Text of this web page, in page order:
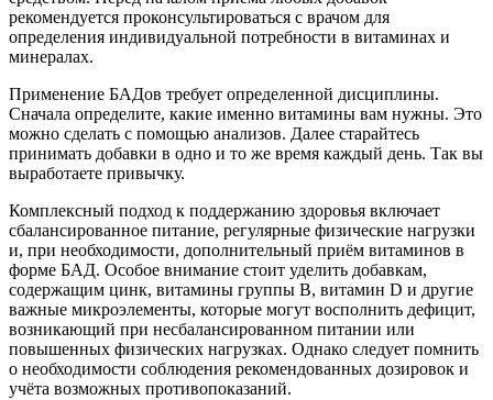
рекомендуется проконсультироваться с врачом для
определения индивидуальной потребности в витаминах и
минералах.
Применение БАДов требует определенной дисциплины.
Сначала определите, какие именно витамины вам нужны. Это
можно сделать с помощью анализов. Далее старайтесь
принимать добавки в одно и то же время каждый день. Так вы
выработаете привычку.
Комплексный подход к поддержанию здоровья включает
сбалансированное питание, регулярные физические нагрузки
и, при необходимости, дополнительный приём витаминов в
форме БАД. Особое внимание стоит уделить добавкам,
содержащим цинк, витамины группы B, витамин D и другие
важные микроэлементы, которые могут восполнить дефицит,
возникающий при несбалансированном питании или
повышенных физических нагрузках. Однако следует помнить
о необходимости соблюдения рекомендованных дозировок и
учёта возможных противопоказаний.